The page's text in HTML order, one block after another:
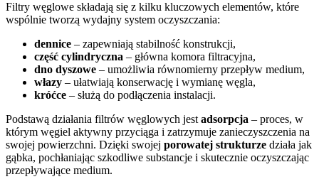
Filtry węglowe składają się z kilku kluczowych elementów, które
wspólnie tworzą wydajny system oczyszczania:
dennice – zapewniają stabilność konstrukcji,
część cylindryczna – główna komora filtracyjna,
dno dyszowe – umożliwia równomierny przepływ medium,
włazy – ułatwiają konserwację i wymianę węgla,
króćce – służą do podłączenia instalacji.
Podstawą działania filtrów węglowych jest adsorpcja – proces, w
którym węgiel aktywny przyciąga i zatrzymuje zanieczyszczenia na
swojej powierzchni. Dzięki swojej porowatej strukturze działa jak
gąbka, pochłaniając szkodliwe substancje i skutecznie oczyszczając
przepływające medium.